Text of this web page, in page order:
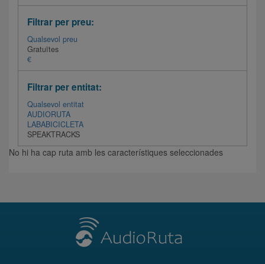
Filtrar per preu:
Qualsevol preu
Gratuïtes
€
Filtrar per entitat:
Qualsevol entitat
AUDIORUTA
LABABICICLETA
SPEAKTRACKS
No hi ha cap ruta amb les característiques seleccionades